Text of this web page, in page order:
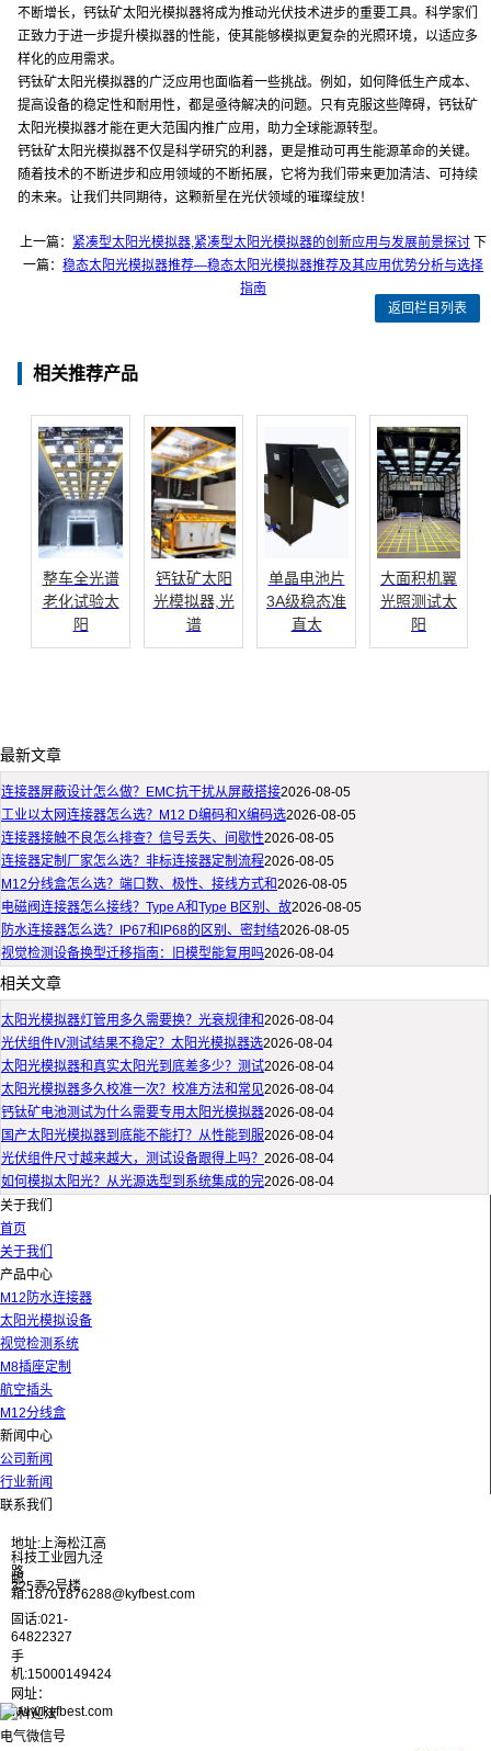
不断增长，钙钛矿太阳光模拟器将成为推动光伏技术进步的重要工具。科学家们
正致力于进一步提升模拟器的性能，使其能够模拟更复杂的光照环境，以适应多
样化的应用需求。
钙钛矿太阳光模拟器的广泛应用也面临着一些挑战。例如，如何降低生产成本、
提高设备的稳定性和耐用性，都是亟待解决的问题。只有克服这些障碍，钙钛矿
太阳光模拟器才能在更大范围内推广应用，助力全球能源转型。
钙钛矿太阳光模拟器不仅是科学研究的利器，更是推动可再生能源革命的关键。
随着技术的不断进步和应用领域的不断拓展，它将为我们带来更加清洁、可持续
的未来。让我们共同期待，这颗新星在光伏领域的璀璨绽放！
上一篇： 紧凑型太阳光模拟器,紧凑型太阳光模拟器的创新应用与发展前景探讨 下
一篇：稳态太阳光模拟器推荐—稳态太阳光模拟器推荐及其应用优势分析与选择
指南
返回栏目列表
相关推荐产品
整车全光谱
老化试验太
阳
钙钛矿太阳
光模拟器,光
谱
单晶电池片
3A级稳态准
直太
大面积机翼
光照测试太
阳
最新文章
连接器屏蔽设计怎么做？EMC抗干扰从屏蔽搭接2026-08-05
工业以太网连接器怎么选？M12 D编码和X编码选2026-08-05
连接器接触不良怎么排查？信号丢失、间歇性2026-08-05
连接器定制厂家怎么选？非标连接器定制流程2026-08-05
M12分线盒怎么选？端口数、极性、接线方式和2026-08-05
电磁阀连接器怎么接线？Type A和Type B区别、故2026-08-05
防水连接器怎么选？IP67和IP68的区别、密封结2026-08-05
视觉检测设备换型迁移指南：旧模型能复用吗2026-08-04
相关文章
太阳光模拟器灯管用多久需要换？光衰规律和2026-08-04
光伏组件IV测试结果不稳定？太阳光模拟器选2026-08-04
太阳光模拟器和真实太阳光到底差多少？测试2026-08-04
太阳光模拟器多久校准一次？校准方法和常见2026-08-04
钙钛矿电池测试为什么需要专用太阳光模拟器2026-08-04
国产太阳光模拟器到底能不能打？从性能到服2026-08-04
光伏组件尺寸越来越大，测试设备跟得上吗？ 2026-08-04
如何模拟太阳光？从光源选型到系统集成的完2026-08-04
关于我们
首页
关于我们
产品中心
M12防水连接器
太阳光模拟设备
视觉检测系统
M8插座定制
航空插头
M12分线盒
新闻中心
公司新闻
行业新闻
联系我们
地址:上海松江高
科技工业园九泾
路
325弄2号楼
邮
箱:18701876288@kyfbest.com
固话:021-
64822327
手
机:15000149424
网址：
www.kyfbest.com